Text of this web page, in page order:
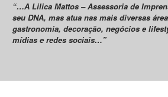
“…A Lilica Mattos – Assessoria de
seu DNA, mas atua nas mais diversas
gastronomia, decoração, negócios e
mídias e redes sociais…”